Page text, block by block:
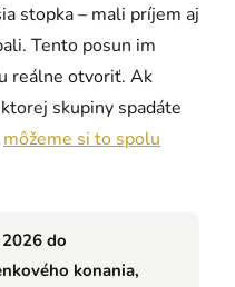
stopka – mali príjem aj
Tento posun im
reálne otvoriť. Ak
skupiny spadáte
môžeme si to spolu
do
konania,